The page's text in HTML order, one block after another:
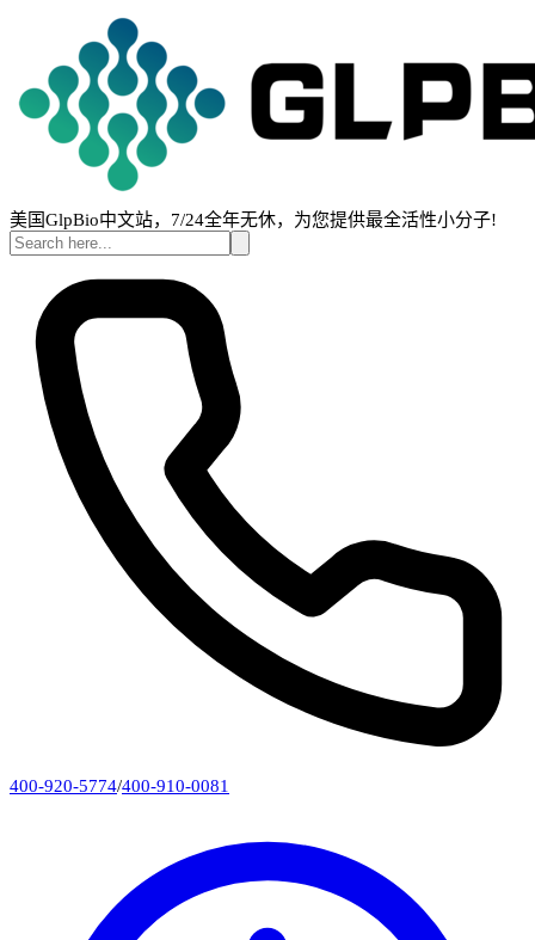
美国GlpBio中文站，7/24全年无休，为您提供最全活性小分子!
400-920-5774/400-910-0081